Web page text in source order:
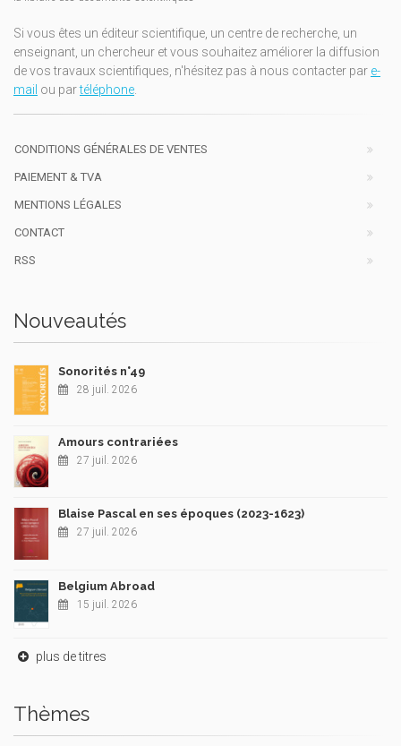
Si vous êtes un éditeur scientifique, un centre de recherche, un
enseignant, un chercheur et vous souhaitez améliorer la diffusion
de vos travaux scientifiques, n'hésitez pas à nous contacter par e-
mail ou partéléphone
CONDITIONS GÉNÉRALES DE VENTES
PAIEMENT & TVA
MENTIONS LÉGALES
CONTACT
RSS
Nouveautés
Sonorités n°49
28 juil. 2026
Amours contrariées
27 juil. 2026
Blaise Pascal en ses époques (2023-1623)
27 juil. 2026
Belgium Abroad
15 juil. 2026
plus de titres
Thèmes